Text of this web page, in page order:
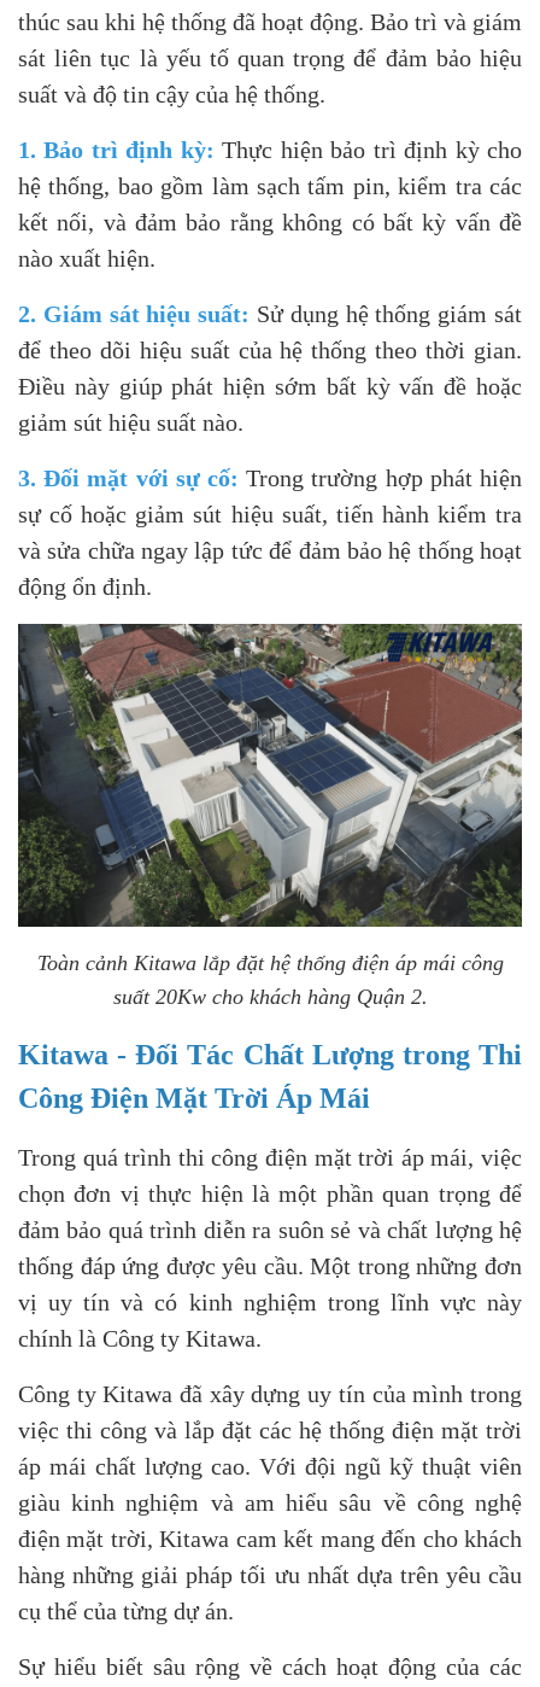
thúc sau khi hệ thống đã hoạt động. Bảo trì và giám
sát liên tục là yếu tố quan trọng để đảm bảo hiệu
suất và độ tin cậy của hệ thống.
1. Bảo trì định kỳ:Thực hiện bảo trì định kỳ cho
hệ thống, bao gồm làm sạch tấm pin, kiểm tra các
kết nối, và đảm bảo rằng không có bất kỳ vấn đề
nào xuất hiện.
2. Giám sát hiệu suất: Sử dụng hệ thống giám sát
để theo dõi hiệu suất của hệ thống theo thời gian.
Điều này giúp phát hiện sớm bất kỳ vấn đề hoặc
giảm sút hiệu suất nào.
3. Đối mặt với sự cố: Trong trường hợp phát hiện
sự cố hoặc giảm sút hiệu suất, tiến hành kiểm tra
và sửa chữa ngay lập tức để đảm bảo hệ thống hoạt
động ổn định.
Toàn cảnh Kitawa lắp đặt hệ thống điện áp mái công
suất 20Kw cho khách hàng Quận 2.
Kitawa - Đối Tác Chất Lượng trong Thi
Công Điện Mặt Trời Áp Mái
Trong quá trình thi công điện mặt trời áp mái, việc
chọn đơn vị thực hiện là một phần quan trọng để
đảm bảo quá trình diễn ra suôn sẻ và chất lượng hệ
thống đáp ứng được yêu cầu. Một trong những đơn
vị uy tín và có kinh nghiệm trong lĩnh vực này
chính là Công ty Kitawa.
Công ty Kitawa đã xây dựng uy tín của mình trong
việc thi công và lắp đặt các hệ thống điện mặt trời
áp mái chất lượng cao. Với đội ngũ kỹ thuật viên
giàu kinh nghiệm và am hiểu sâu về công nghệ
điện mặt trời, Kitawa cam kết mang đến cho khách
hàng những giải pháp tối ưu nhất dựa trên yêu cầu
cụ thể của từng dự án.
Sự hiểu biết sâu rộng về cách hoạt động của các